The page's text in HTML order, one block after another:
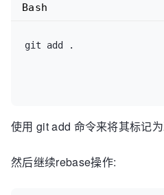
git add .
Bash
使用 git add 命令来将其标记
然后继续rebase操作: